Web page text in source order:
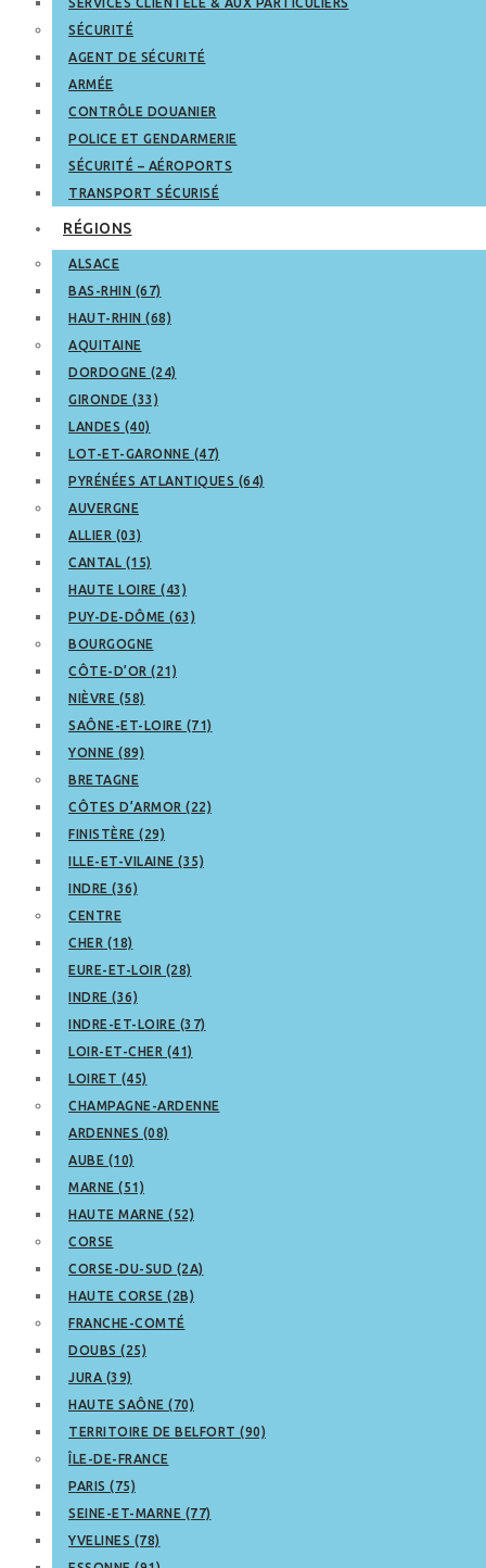
SÉCURITÉ
AGENT DE SÉCURITÉ
ARMÉE
CONTRÔLE DOUANIER
POLICE ET GENDARMERIE
SÉCURITÉ – AÉROPORTS
TRANSPORT SÉCURISÉ
RÉGIONS
ALSACE
BAS-RHIN (67)
HAUT-RHIN (68)
AQUITAINE
DORDOGNE (24)
GIRONDE (33)
LANDES (40)
LOT-ET-GARONNE (47)
PYRÉNÉES ATLANTIQUES (64)
AUVERGNE
ALLIER (03)
CANTAL (15)
HAUTE LOIRE (43)
PUY-DE-DÔME (63)
BOURGOGNE
CÔTE-D’OR (21)
NIÈVRE (58)
SAÔNE-ET-LOIRE (71)
YONNE (89)
BRETAGNE
CÔTES D’ARMOR (22)
FINISTÈRE (29)
ILLE-ET-VILAINE (35)
INDRE (36)
CENTRE
CHER (18)
EURE-ET-LOIR (28)
INDRE (36)
INDRE-ET-LOIRE (37)
LOIR-ET-CHER (41)
LOIRET (45)
CHAMPAGNE-ARDENNE
ARDENNES (08)
AUBE (10)
MARNE (51)
HAUTE MARNE (52)
CORSE
CORSE-DU-SUD (2A)
HAUTE CORSE (2B)
FRANCHE-COMTÉ
DOUBS (25)
JURA (39)
HAUTE SAÔNE (70)
TERRITOIRE DE BELFORT (90)
ÎLE-DE-FRANCE
PARIS (75)
SEINE-ET-MARNE (77)
YVELINES (78)